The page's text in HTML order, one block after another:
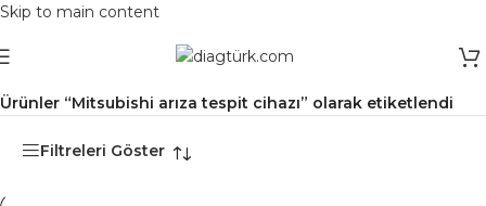
Skip to main content
Ürünler “Mitsubishi arıza tespit cihazı” olarak etiketlendi
Filtreleri Göster